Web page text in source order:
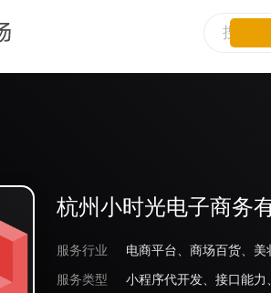
杭州小时光电子商务
服务行业
电商平台、商场百货、
服务类型
小程序代开发、接口能